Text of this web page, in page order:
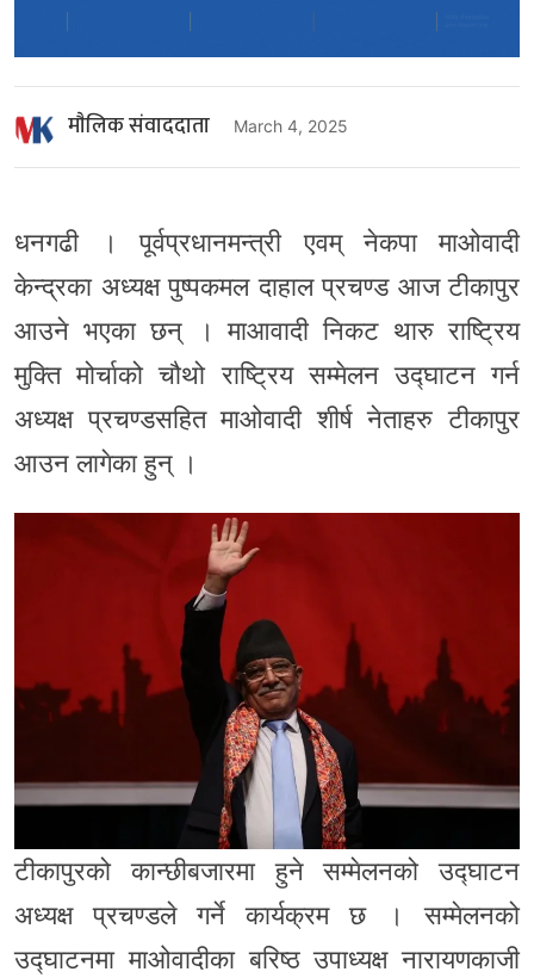
माैलिक संवाददाता March 4, 2025
धनगढी । पूर्वप्रधानमन्त्री एवम् नेकपा माओवादी
केन्द्रका अध्यक्ष पुष्पकमल दाहाल प्रचण्ड आज टीकापुर
आउने भएका छन् । माआवादी निकट थारु राष्ट्रिय
मुक्ति मोर्चाको चौथो राष्ट्रिय सम्मेलन उद्घाटन गर्न
अध्यक्ष प्रचण्डसहित माओवादी शीर्ष नेताहरु टीकापुर
आउन लागेका हुन् ।
टीकापुरको कान्छीबजारमा हुने सम्मेलनको उद्घाटन
अध्यक्ष प्रचण्डले गर्ने कार्यक्रम छ । सम्मेलनको
उद्घाटनमा माओवादीका बरिष्ठ उपाध्यक्ष नारायणकाजी